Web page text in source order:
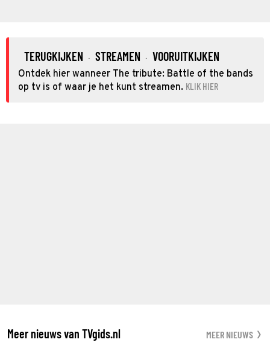
TERUGKIJKEN · STREAMEN · VOORUITKIJKEN
Ontdek hier wanneer The tribute: Battle of the bands
op tv is of waar je het kunt streamen. KLIK HIER
Meer nieuws van TVgids.nl MEER NIEUWS